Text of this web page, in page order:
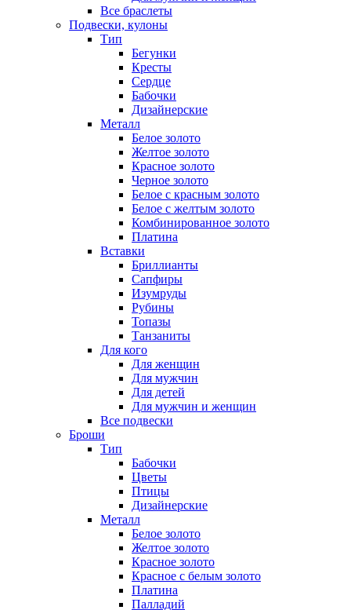
Все браслеты
Подвески, кулоны
Тип
Бегунки
Кресты
Сердце
Бабочки
Дизайнерские
Металл
Белое золото
Желтое золото
Красное золото
Черное золото
Белое с красным золото
Белое с желтым золото
Комбинированное золото
Платина
Вставки
Бриллианты
Сапфиры
Изумруды
Рубины
Топазы
Танзаниты
Для кого
Для женщин
Для мужчин
Для детей
Для мужчин и женщин
Все подвески
Броши
Тип
Бабочки
Цветы
Птицы
Дизайнерские
Металл
Белое золото
Желтое золото
Красное золото
Красное с белым золото
Платина
Палладий